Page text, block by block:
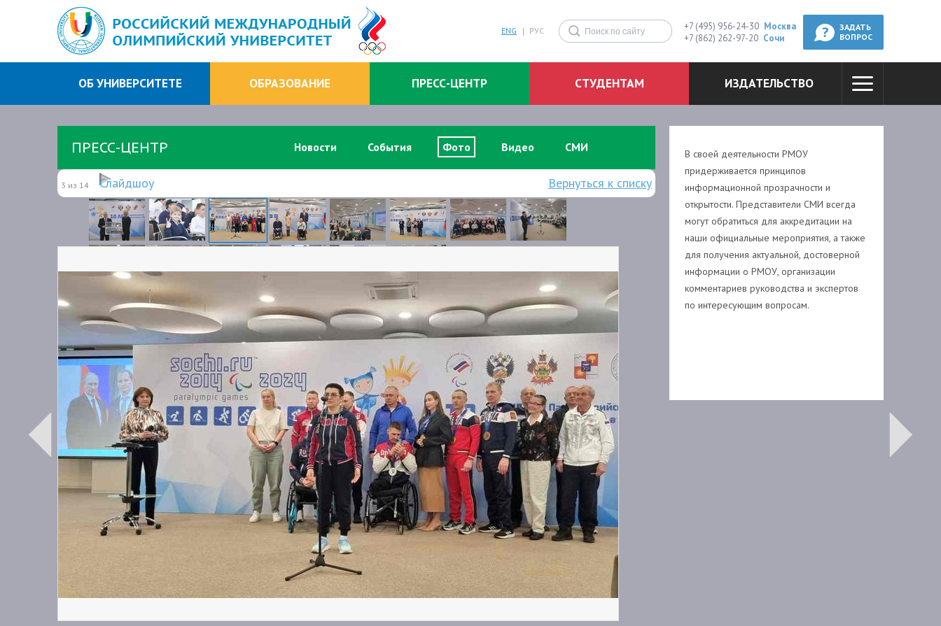
ENG РУС +7 (495) 956-24-30 Москва
+7 (862) 262-97-20 Сочи
ЗАДАТЬ
ВОПРОС
ОБ УНИВЕРСИТЕТЕ ОБРАЗОВАНИЕ ПРЕСС-ЦЕНТР СТУДЕНТАМ ИЗДАТЕЛЬСТВО
Новости События Фото Видео СМИ
ПРЕСС-ЦЕНТР
3 из 14 Вернуться к списку
Слайдшоу
В своей деятельности РМОУ
придерживается принципов
информационной прозрачности и
открытости. Представители СМИ всегда
могут обратиться для аккредитации на
наши официальные мероприятия, а также
для получения актуальной, достоверной
информации о РМОУ, организации
комментариев руководства и экспертов
по интересующим вопросам.